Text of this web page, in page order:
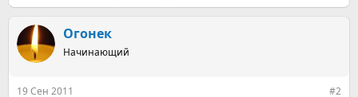
Огонек
Начинающий
19 Сен 2011 #2